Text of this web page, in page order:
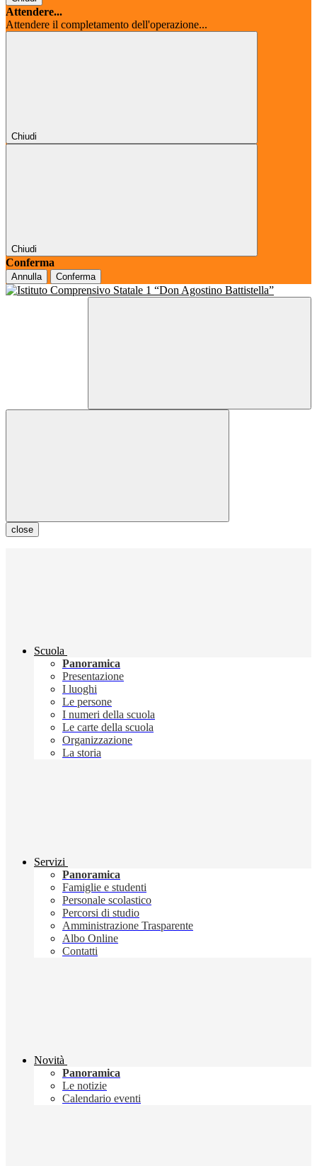
Attendere...
Attendere il completamento dell'operazione...
Chiudi
Chiudi
Conferma
Annulla Conferma
close
Scuola
Panoramica
Presentazione
I luoghi
Le persone
I numeri della scuola
Le carte della scuola
Organizzazione
La storia
Servizi
Panoramica
Famiglie e studenti
Personale scolastico
Percorsi di studio
Amministrazione Trasparente
Albo Online
Contatti
Novità
Panoramica
Le notizie
Calendario eventi